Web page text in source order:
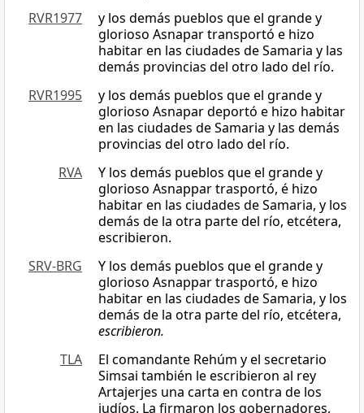
RVR1977
y los demás pueblos que el grande y
glorioso Asnapar transportó e hizo
habitar en las ciudades de Samaria y las
demás provincias del otro lado del río.
RVR1995
y los demás pueblos que el grande y
glorioso Asnapar deportó e hizo habitar
en las ciudades de Samaria y las demás
provincias del otro lado del río.
RVA
Y los demás pueblos que el grande y
glorioso Asnappar trasportó, é hizo
habitar en las ciudades de Samaria, y los
demás de la otra parte del río, etcétera,
escribieron.
SRV-BRG
Y los demás pueblos que el grande y
glorioso Asnappar trasportó, e hizo
habitar en las ciudades de Samaria, y los
demás de la otra parte del río, etcétera,
escribieron.
TLA
El comandante Rehúm y el secretario
Simsai también le escribieron al rey
Artajerjes una carta en contra de los
judíos. La firmaron los gobernadores,